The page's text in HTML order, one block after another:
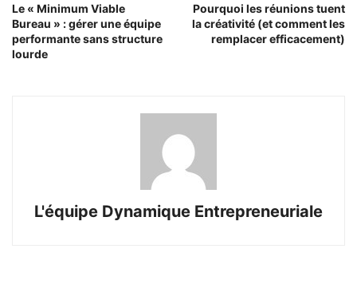
Le « Minimum Viable
Bureau » : gérer une équipe
performante sans structure
lourde
Pourquoi les réunions tuent
la créativité (et comment les
remplacer efficacement)
L'équipe Dynamique Entrepreneuriale